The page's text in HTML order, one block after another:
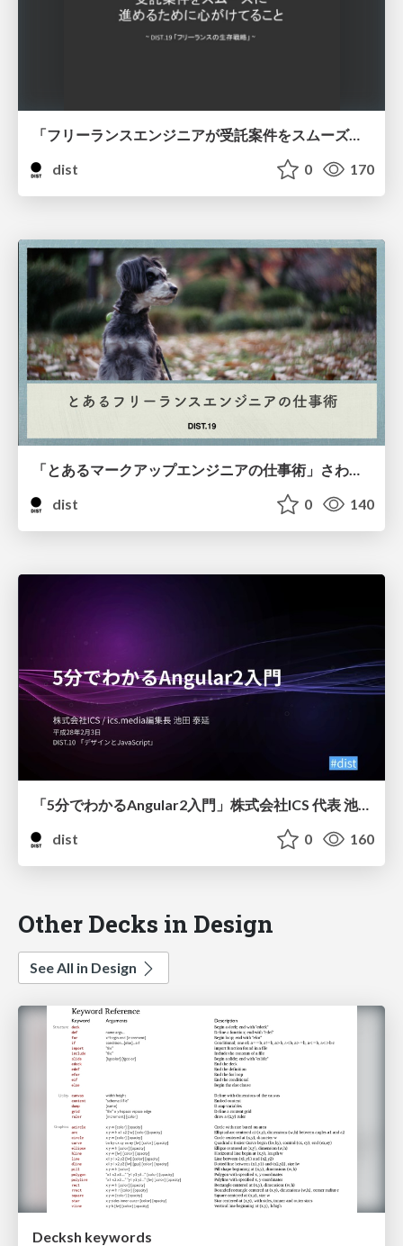
「フリーランスエンジニアが受託案件をスムーズに進めるために心がけてること」西塚 豪
dist
0 170
「とあるマークアップエンジニアの仕事術」さわだ えり
dist
0 140
「5分でわかるAngular2入門」株式会社ICS 代表 池田 泰延
dist
0 160
Other Decks in Design
See All in Design
Decksh keywords